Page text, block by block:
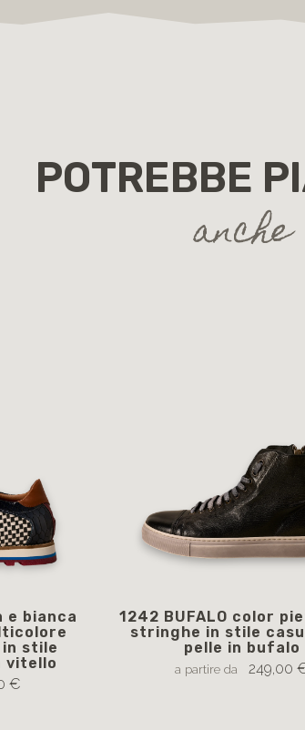
POTREBBE
anche
e bianca
in stile
vitello
€
1242 BUFALO color
stringhe in stile
pelle in bufalo
a partire da 249,00